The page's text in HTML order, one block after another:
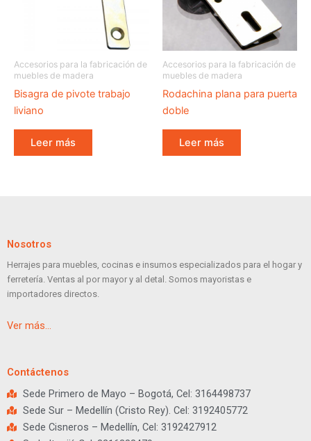
Accesorios para la fabricación de
muebles de madera
Bisagra de pivote trabajo
liviano
Leer más
Accesorios para la fabricación de
muebles de madera
Rodachina plana para puerta
doble
Leer más
Nosotros
Herrajes para muebles, cocinas e insumos especializados para el hogar y
ferretería. Ventas al por mayor y al detal. Somos mayoristas e
importadores directos.
Ver más…
Contáctenos
Sede Primero de Mayo – Bogotá, Cel: 3164498737
Sede Sur – Medellín (Cristo Rey). Cel: 3192405772
Sede Cisneros – Medellín, Cel: 3192427912